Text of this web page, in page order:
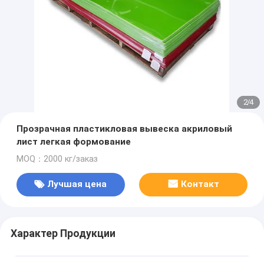
2/4
Прозрачная пластикловая вывеска акриловый
лист легкая формование
MOQ：2000 кг/заказ
Лучшая цена Контакт
Характер Продукции